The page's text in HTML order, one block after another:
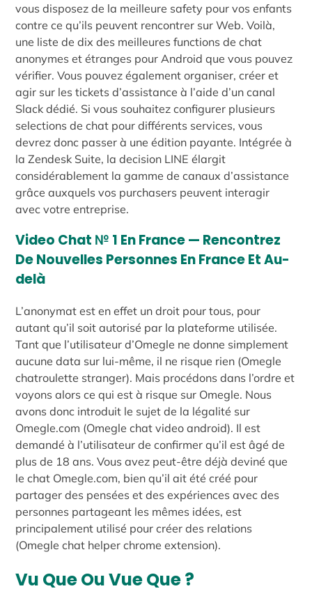
vous disposez de la meilleure safety pour vos enfants
contre ce qu’ils peuvent rencontrer sur Web. Voilà,
une liste de dix des meilleures functions de chat
anonymes et étranges pour Android que vous pouvez
vérifier. Vous pouvez également organiser, créer et
agir sur les tickets d’assistance à l’aide d’un canal
Slack dédié. Si vous souhaitez configurer plusieurs
selections de chat pour différents services, vous
devrez donc passer à une édition payante. Intégrée à
la Zendesk Suite, la decision LINE élargit
considérablement la gamme de canaux d’assistance
grâce auxquels vos purchasers peuvent interagir
avec votre entreprise.
Video Chat № 1 En France — Rencontrez
De Nouvelles Personnes En France Et Au-
delà
L’anonymat est en effet un droit pour tous, pour
autant qu’il soit autorisé par la plateforme utilisée.
Tant que l’utilisateur d’Omegle ne donne simplement
aucune data sur lui-même, il ne risque rien (Omegle
chatroulette stranger). Mais procédons dans l’ordre et
voyons alors ce qui est à risque sur Omegle. Nous
avons donc introduit le sujet de la légalité sur
Omegle.com (Omegle chat video android). Il est
demandé à l’utilisateur de confirmer qu’il est âgé de
plus de 18 ans. Vous avez peut-être déjà deviné que
le chat Omegle.com, bien qu’il ait été créé pour
partager des pensées et des expériences avec des
personnes partageant les mêmes idées, est
principalement utilisé pour créer des relations
(Omegle chat helper chrome extension).
Vu Que Ou Vue Que ?